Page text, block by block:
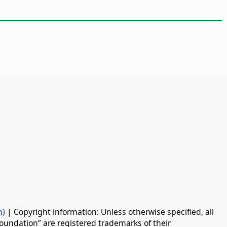
| Copyright information: Unless otherwise specified, all
are registered trademarks of their